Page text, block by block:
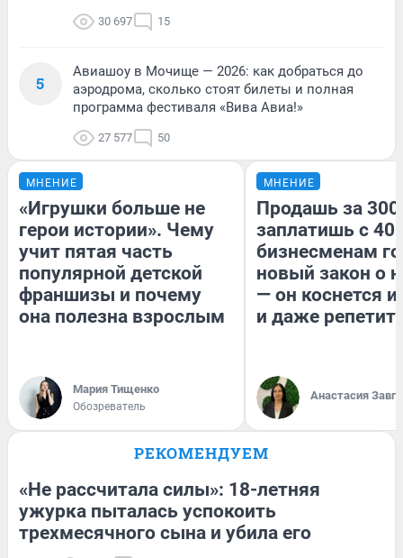
30 697 15
5
Авиашоу в Мочище — 2026: как добраться до
аэродрома, сколько стоят билеты и полная
программа фестиваля «Вива Авиа!»
27 577 50
МНЕНИЕ
«Игрушки больше не
герои истории». Чему
учит пятая часть
популярной детской
франшизы и почему
она полезна взрослым
Мария Тищенко
Обозреватель
МНЕНИЕ
Продашь за
заплатишь с
бизнесменам
новый закон о
— он коснется
и даже
Анастасия
РЕКОМЕНДУЕМ
«Не рассчитала силы»: 18-летняя
ужурка пыталась успокоить
трехмесячного сына и убила его